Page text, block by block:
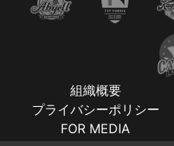
組織概要
プライバシーポリシー
FOR MEDIA